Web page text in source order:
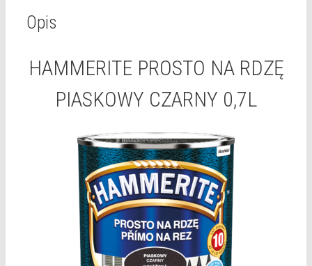
Opis
HAMMERITE PROSTO NA RDZĘ
PIASKOWY CZARNY 0,7L